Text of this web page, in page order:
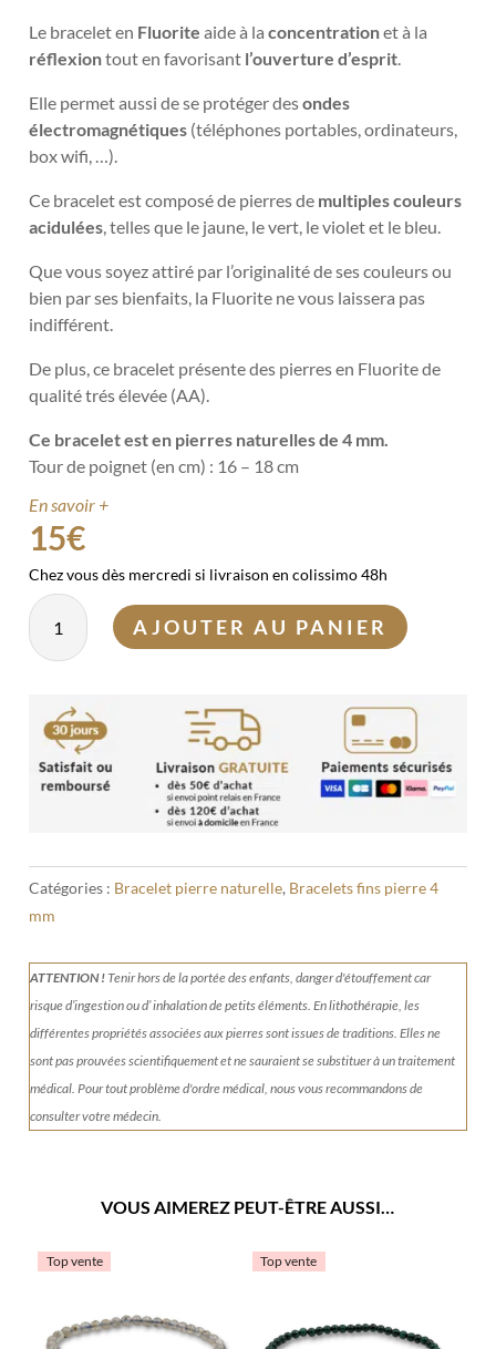
Le bracelet en Fluorite aide à laconcentrationet à la
réflexiontout en favorisant l’ouverture d’esprit
Elle permet aussi de se protéger desondes
électromagnétiques (téléphones portables, ordinateurs,
box wifi, …).
Ce bracelet est composé de pierres de multiples couleurs
acidulées , telles que le jaune, le vert, le violet et le bleu.
Que vous soyez attiré par l’originalité de ses couleurs ou
bien par ses bienfaits, la Fluorite ne vous laissera pas
indifférent.
De plus, ce bracelet présente des pierres en Fluorite de
qualité trés élevée (AA).
Ce bracelet est en pierres naturelles de 4 mm.
Tour de poignet (en cm) : 16 – 18 cm
En savoir +
15€
Chez vous dès mercredi si livraison en colissimo 48h
quantité
Bracelet
4mm
AJOUTER AU PANIER
Catégories : Bracelet pierre naturelle, Bracelets fins pierre 4
mm
ATTENTION !Tenirhors de la portée des enfants, danger d'étouffement car
risque d’ingestion ou d’ inhalation de petits éléments.En lithothérapie, les
différentes propriétés associées aux pierres sont issues de traditions. Elles ne
sont pas prouvées scientifiquement et ne sauraient se substituer à un traitement
médical. Pour tout problème d'ordre médical, nous vous recommandons de
consulter votre médecin.
VOUS AIMEREZ PEUT-ÊTRE AUSSI…
Top vente Top vente